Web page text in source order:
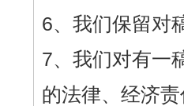
6、我们保留对
7、我们对有一
的法律、经济